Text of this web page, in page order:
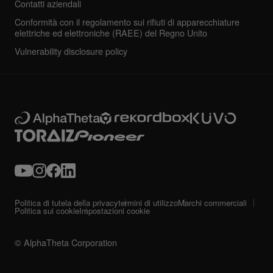
Contatti aziendali
Conformità con il regolamento sui rifiuti di apparecchiature
elettriche ed elettroniche (RAEE) del Regno Unito
Vulnerability disclosure policy
© AlphaTheta Corporation
Politica di tutela della privacytermini di utilizzoMarchi commerciali
Politica sui cookieImpostazioni cookie